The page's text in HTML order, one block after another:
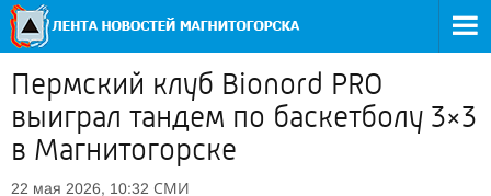
Пермский клуб Bionord PRO
выиграл тандем по баскетболу 3×3
в Магнитогорске
22 мая 2026, 10:32 СМИ